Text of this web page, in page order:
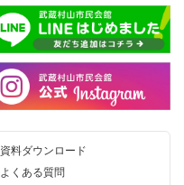
資料ダウンロード
よくある質問